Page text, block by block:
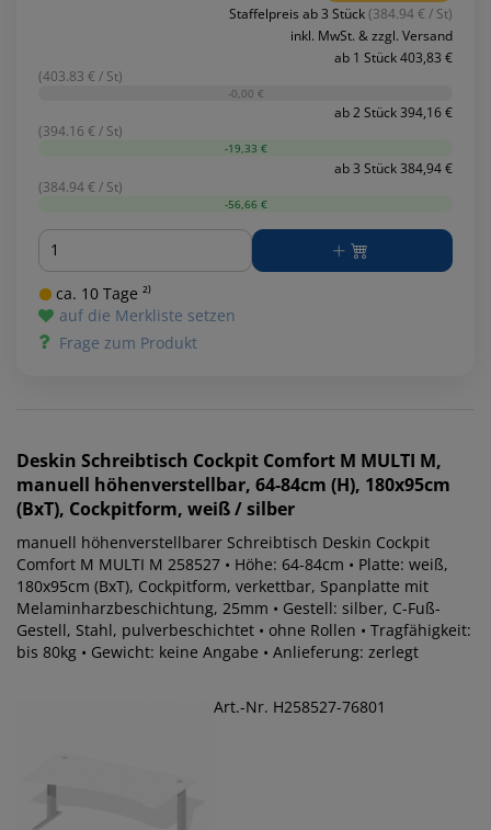
Staffelpreis ab 3 Stück(384.94 € / St)
inkl. MwSt. & zzgl. Versand
ab 1 Stück 403,83 €
(403.83 € / St)
-0,00 €
ab 2 Stück 394,16 €
(394.16 € / St)
-19,33 €
ab 3 Stück 384,94 €
(384.94 € / St)
-56,66 €
Menge
ca. 10 Tage ²⁾
auf die Merkliste setzen
Frage zum Produkt
Deskin Schreibtisch Cockpit Comfort M MULTI M,
manuell höhenverstellbar, 64-84cm (H), 180x95cm
(BxT), Cockpitform, weiß / silber
manuell höhenverstellbarer Schreibtisch Deskin Cockpit
Comfort M MULTI M 258527 • Höhe: 64-84cm • Platte: weiß,
180x95cm (BxT), Cockpitform, verkettbar, Spanplatte mit
Melaminharzbeschichtung, 25mm • Gestell: silber, C-Fuß-
Gestell, Stahl, pulverbeschichtet • ohne Rollen • Tragfähigkeit:
bis 80kg • Gewicht: keine Angabe • Anlieferung: zerlegt
Art.-Nr. H258527-76801